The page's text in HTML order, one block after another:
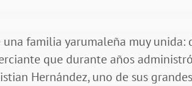
familia yarumaleña muy unida:
que durante años
Hernández, uno de sus